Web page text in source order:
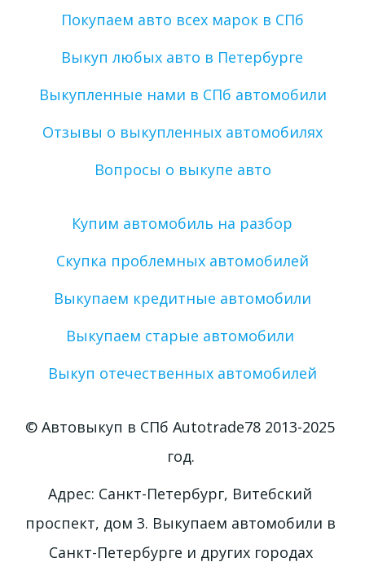
Покупаем авто всех марок в СПб
Выкуп любых авто в Петербурге
Выкупленные нами в СПб автомобили
Отзывы о выкупленных автомобилях
Вопросы о выкупе авто
Купим автомобиль на разбор
Скупка проблемных автомобилей
Выкупаем кредитные автомобили
Выкупаем старые автомобили
Выкуп отечественных автомобилей
© Автовыкуп в СПб Autotrade78 2013-2025
год.
Адрес: Санкт-Петербург, Витебский
проспект, дом 3. Выкупаем автомобили в
Санкт-Петербурге и других городах